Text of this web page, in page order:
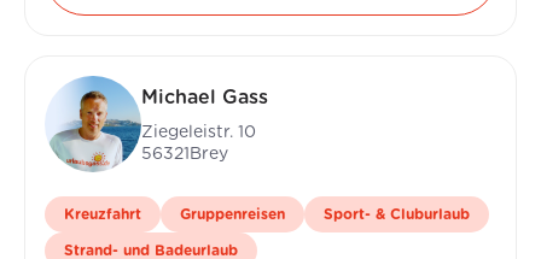
Michael Gass
Ziegeleistr. 10
56321 Brey
Kreuzfahrt Gruppenreisen Sport- & Cluburlaub
Strand- und Badeurlaub